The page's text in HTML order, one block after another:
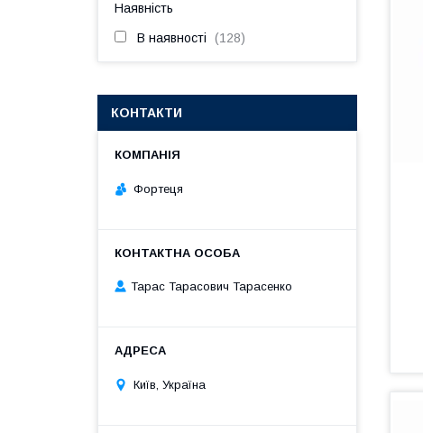
Наявність
В наявності 128
КОНТАКТИ
Фортеця
Тарас Тарасович Тарасенко
Київ, Україна